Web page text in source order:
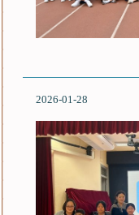
2026-01-28